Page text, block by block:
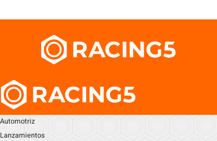
Automotriz
Lanzamientos